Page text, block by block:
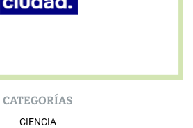
CATEGORÍAS
CIENCIA